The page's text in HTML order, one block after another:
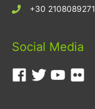
+30 2108089271
Social Media